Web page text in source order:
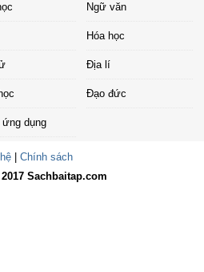
Ngữ văn
Hóa học
Địa lí
Đạo đức
ứng dụng
| Chính sách
2017 Sachbaitap.com